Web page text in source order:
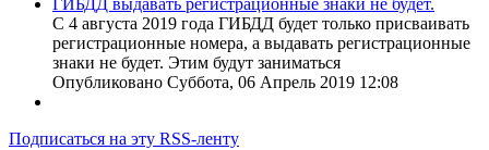
ГИБДД выдавать регистрационные знаки не будет.
С 4 августа 2019 года ГИБДД будет только присваивать
регистрационные номера, а выдавать регистрационные
знаки не будет. Этим будут заниматься
Опубликовано Суббота, 06 Апрель 2019 12:08
Подписаться на эту RSS-ленту